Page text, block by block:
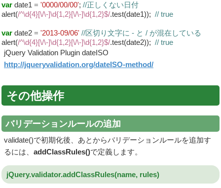
var date1 = '0000/00/00'; //正しくない日付
alert(/^\d{4}[\/\-]\d{1,2}[\/\-]\d{1,2}$/.test(date1)); // true
var date2 = '2013-09/06' //区切り文字に - と / が混在している
alert(/^\d{4}[\/\-]\d{1,2}[\/\-]\d{1,2}$/.test(date2)); // true
jQuery Validation Plugin dateISO
http://jqueryvalidation.org/dateISO-method/
その他操作
バリデーションルールの追加
validate()で初期化後、あとからバリデーションルールを追加す
るには、 addClassRules()で定義します。
jQuery.validator.addClassRules(name, rules)